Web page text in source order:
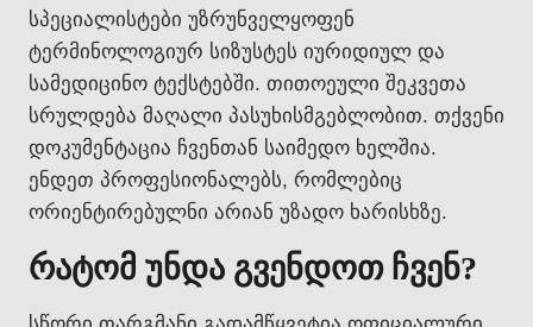
სპეციალისტები უზრუნველყოფენ
ტერმინოლოგიურ სიზუსტეს იურიდიულ და
სამედიცინო ტექსტებში. თითოეული შეკვეთა
სრულდება მაღალი პასუხისმგებლობით. თქვენი
დოკუმენტაცია ჩვენთან საიმედო ხელშია.
ენდეთ პროფესიონალებს, რომლებიც
ორიენტირებულნი არიან უზადო ხარისხზე.
რატომ უნდა გვენდოთ ჩვენ?